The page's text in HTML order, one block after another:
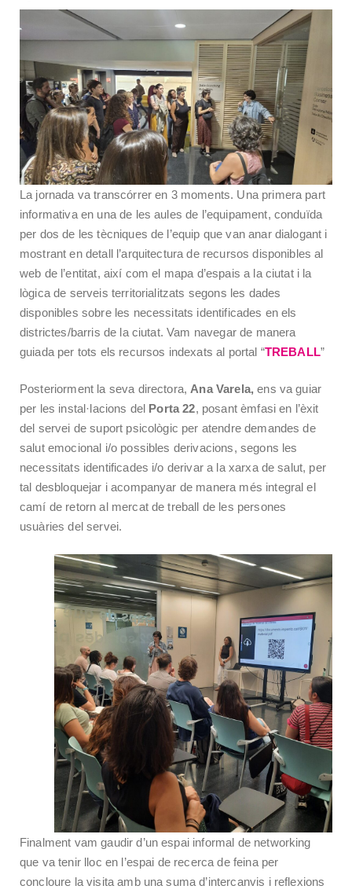
La jornada va transcórrer en 3 moments. Una primera part
informativa en una de les aules de l’equipament, conduïda
per dos de les tècniques de l’equip que van anar dialogant i
mostrant en detall l’arquitectura de recursos disponibles al
web de l’entitat, així com el mapa d’espais a la ciutat i la
lògica de serveis territorialitzats segons les dades
disponibles sobre les necessitats identificades en els
districtes/barris de la ciutat. Vam navegar de manera
guiada per tots els recursos indexats al portal “TREBALL”
Posteriorment la seva directora, Ana Varela, ens va guiar
per les instal·lacions del Porta 22, posant èmfasi en l’èxit
del servei de suport psicològic per atendre demandes de
salut emocional i/o possibles derivacions, segons les
necessitats identificades i/o derivar a la xarxa de salut, per
tal desbloquejar i acompanyar de manera més integral el
camí de retorn al mercat de treball de les persones
usuàries del servei.
Finalment vam gaudir d’un espai informal de networking
que va tenir lloc en l’espai de recerca de feina per
concloure la visita amb una suma d’intercanvis i reflexions